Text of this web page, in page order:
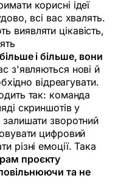
корисні ідеї
всі вас хвалять.
виявляти цікавість,
і більше, вони
з'являються нові й
відреагувати.
так: команда
скриншотів у
зворотний
цифровий
різні емоції. Така
проєкту
та не